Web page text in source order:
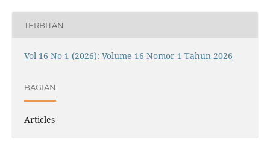
TERBITAN
Vol 16 No 1 (2026): Volume 16 Nomor 1 Tahun 2026
BAGIAN
Articles